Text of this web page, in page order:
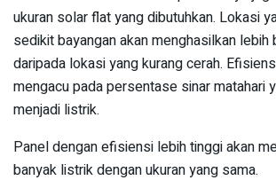
ukuran solar flat yang dibutuhkan. Lokasi
sedikit bayangan akan menghasilkan lebih
daripada lokasi yang kurang cerah.
mengacu pada persentase sinar matahari
menjadi listrik.
Panel dengan efisiensi lebih tinggi akan
banyak listrik dengan ukuran yang sama.